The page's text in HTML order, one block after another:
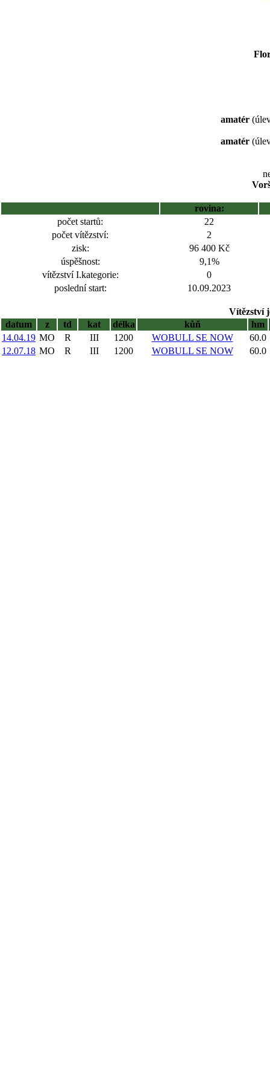
amatér
amatér
rovina:
počet startů:
22
počet vítězství:
2
zisk:
96 400 Kč
úspěšnost:
9,1%
vítězství I.kategorie:
0
poslední start:
10.09.2023
Vítězství
datum
z td kat délka kůň
hm
14.04.19 MO R III 1200 WOBULL SE NOW
60.0
12.07.18 MO R III 1200 WOBULL SE NOW 60.0